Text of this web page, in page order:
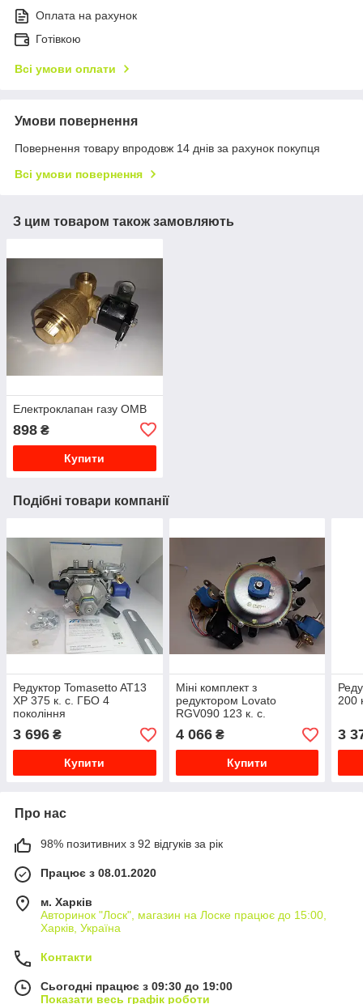
Оплата на рахунок
Готівкою
Всі умови оплати
Умови повернення
Повернення товару впродовж 14 днів за рахунок покупця
Всі умови повернення
З цим товаром також замовляють
Електроклапан газу OMB
898 ₴
Купити
Подібні товари компанії
Редуктор Tomasetto AT13
XP 375 к. с. ГБО 4
покоління
3 696 ₴
Купити
Міні комплект з
редуктором Lovato
RGV090 123 к. с.
вакуумний ГБО 2
покоління
4 066₴
Купити
200
3
Про нас
98% позитивних з 92 відгуків за рік
Працює з 08.01.2020
м. Харків
Авторинок "Лоск", магазин на Лоске працює до 15:00,
Харків, Україна
Контакти
Сьогодні працює з 09:30 до 19:00
Показати весь графік роботи